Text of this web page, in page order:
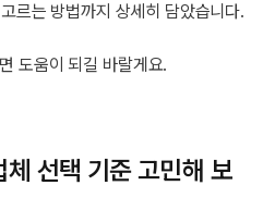
르는 방법까지 상세히 담았습니다.
도움이 되길 바랄게요.
선택 기준 고민해 보